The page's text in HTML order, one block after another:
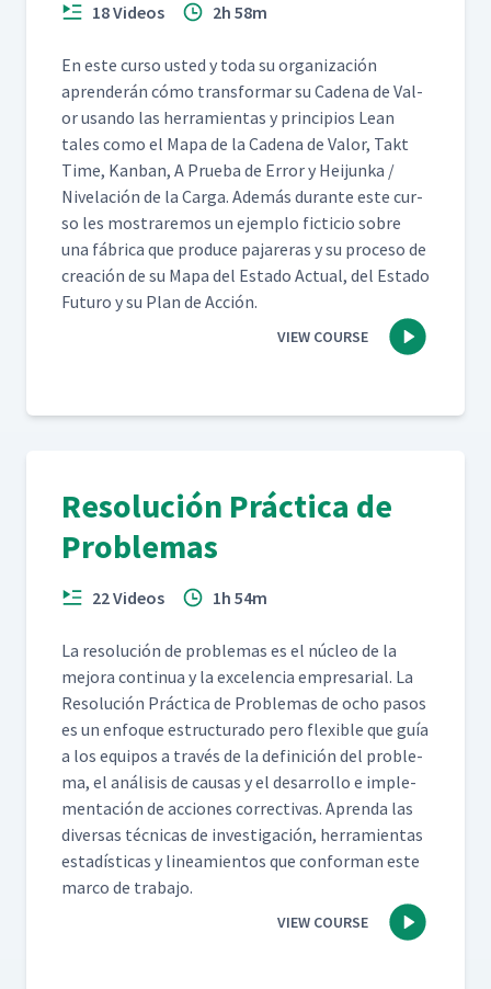
18 Videos 2h 58m
En este cur­so ust­ed y toda su orga­ni­zación
apren­derán cómo trans­for­mar su Cade­na de Val­
or usan­do las her­ramien­tas y prin­ci­p­ios Lean
tales como el Mapa de la Cade­na de Val­or, Takt
Time, Kan­ban, A Prue­ba de Error y Hei­jun­ka /
Nivelación de la Car­ga. Además durante este cur­
so les mostraremos un ejem­p­lo fic­ti­cio sobre
una fábri­ca que pro­duce pajar­eras y su pro­ce­so de
creación de su Mapa del Esta­do Actu­al, del Esta­do
Futuro y su Plan de Acción.
VIEW COURSE
Resolución Práctica de
Problemas
22 Videos 1h 54m
La res­olu­ción de prob­le­mas es el núcleo de la
mejo­ra con­tin­ua y la exce­len­cia empre­sar­i­al. La
Res­olu­ción Prác­ti­ca de Prob­le­mas de ocho pasos
es un enfoque estruc­tura­do pero flex­i­ble que guía
a los equipos a través de la defini­ción del prob­le­
ma, el análi­sis de causas y el desar­rol­lo e imple­
mentación de acciones cor­rec­ti­vas. Apren­da las
diver­sas téc­ni­cas de inves­ti­gación, her­ramien­tas
estadís­ti­cas y lin­eamien­tos que con­for­man este
mar­co de trabajo.
VIEW COURSE